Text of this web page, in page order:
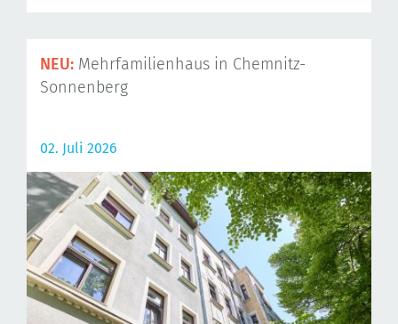
NEU: Mehrfamilienhaus in Chemnitz-
Sonnenberg
02. Juli 2026